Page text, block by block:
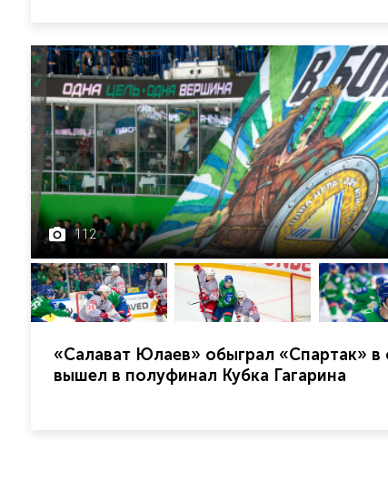
112
«Салават Юлаев» обыграл «Спартак» в
вышел в полуфинал Кубка Гагарина